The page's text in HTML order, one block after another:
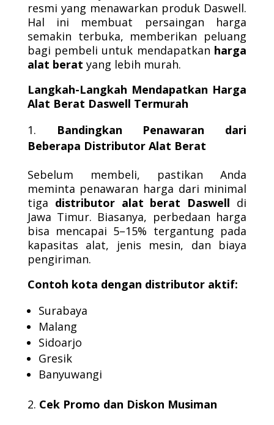
resmi yang menawarkan produk Daswell.
Hal ini membuat persaingan harga
semakin terbuka, memberikan peluang
bagi pembeli untuk mendapatkan harga
alat berat yang lebih murah.
Langkah-Langkah Mendapatkan Harga
Alat Berat Daswell Termurah
Bandingkan Penawaran dari
Beberapa Distributor Alat Berat
Sebelum membeli, pastikan Anda
meminta penawaran harga dari minimal
tiga distributor alat berat Daswell di
Jawa Timur. Biasanya, perbedaan harga
bisa mencapai 5–15% tergantung pada
kapasitas alat, jenis mesin, dan biaya
pengiriman.
Contoh kota dengan distributor aktif:
Surabaya
Malang
Sidoarjo
Gresik
Banyuwangi
Cek Promo dan Diskon Musiman